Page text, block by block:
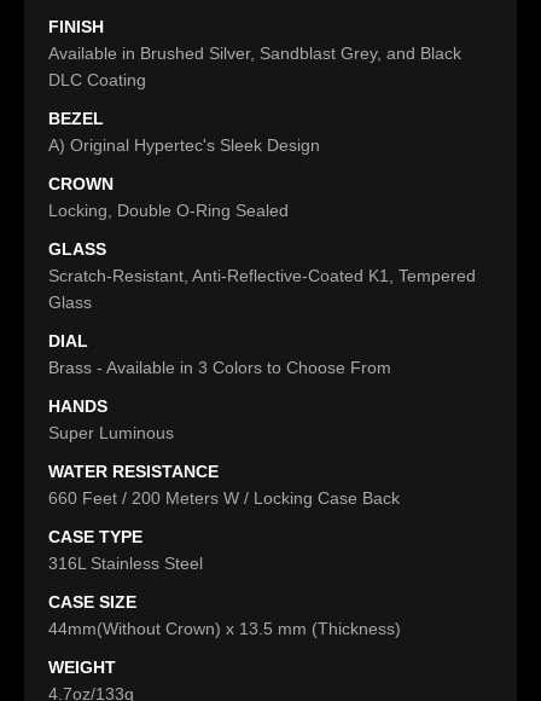
FINISH
Available in Brushed Silver, Sandblast Grey, and Black
DLC Coating
BEZEL
A) Original Hypertec's Sleek Design
CROWN
Locking, Double O-Ring Sealed
GLASS
Scratch-Resistant, Anti-Reflective-Coated K1, Tempered
Glass
DIAL
Brass - Available in 3 Colors to Choose From
HANDS
Super Luminous
WATER RESISTANCE
660 Feet / 200 Meters W / Locking Case Back
CASE TYPE
316L Stainless Steel
CASE SIZE
44mm(Without Crown) x 13.5 mm (Thickness)
WEIGHT
4.7oz/133g